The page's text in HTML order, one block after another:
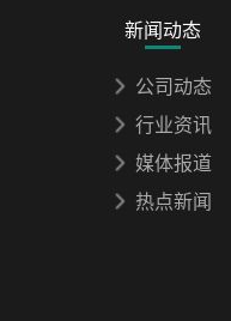
新闻动态
公司动态
行业资讯
媒体报道
热点新闻